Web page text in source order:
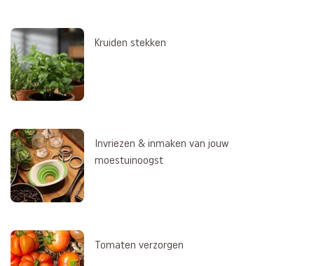
Kruiden stekken
Invriezen & inmaken van jouw
moestuinoogst
Tomaten verzorgen